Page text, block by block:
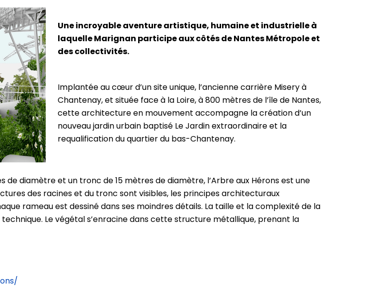
Une incroyable aventure artistique, humaine et industrielle à
laquelle Marignan participe aux côtés de Nantes Métropole et
des collectivités.
Implantée au cœur d’un site unique, l’ancienne carrière Misery à
Chantenay, et située face à la Loire, à 800 mètres de l’île de Nantes,
cette architecture en mouvement accompagne la création d’un
nouveau jardin urbain baptisé Le Jardin extraordinaire et la
requalification du quartier du bas-Chantenay.
diamètre et un tronc de 15 mètres de diamètre, l’Arbre aux Hérons est une
des racines et du tronc sont visibles, les principes architecturaux
rameau est dessiné dans ses moindres détails. La taille et la complexité de la
Le végétal s’enracine dans cette structure métallique, prenant la